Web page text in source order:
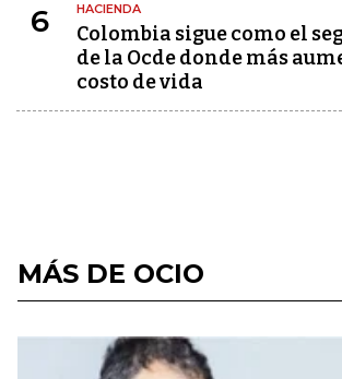
6 HACIENDA
Colombia sigue como el
de la Ocde donde más
costo de vida
MÁS DE OCIO